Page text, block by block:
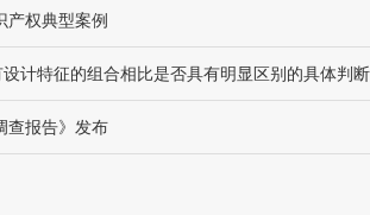
产权典型案例
计特征的组合相比是否具有明显区别的具体判断
查报告》发布